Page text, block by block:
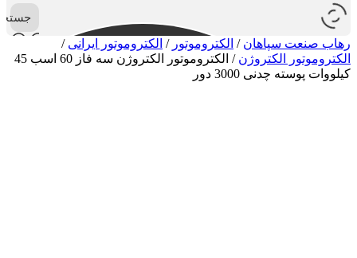
رهاب صنعت سپاهان / الکتروموتور / الکتروموتور ایرانی /
الکتروموتور الکتروژن /
الکتروموتور الکتروژن سه فاز 60 اسب 45
کیلووات پوسته چدنی 3000 دور